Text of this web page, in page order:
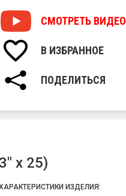
СМОТРЕТЬ ВИДЕО
В ИЗБРАННОЕ
ПОДЕЛИТЬСЯ
х 25)
ИЗДЕЛИЯ: